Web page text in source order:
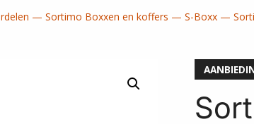
—Sortimo Boxxen en koffers —S-Boxx —